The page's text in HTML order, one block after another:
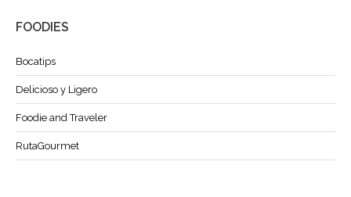
FOODIES
Bocatips
Delicioso y Ligero
Foodie and Traveler
RutaGourmet